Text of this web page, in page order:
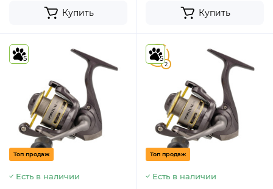
Купить Купить
5
Топ продаж
Есть в наличии
5
2
5
Топ продаж
Есть в наличии